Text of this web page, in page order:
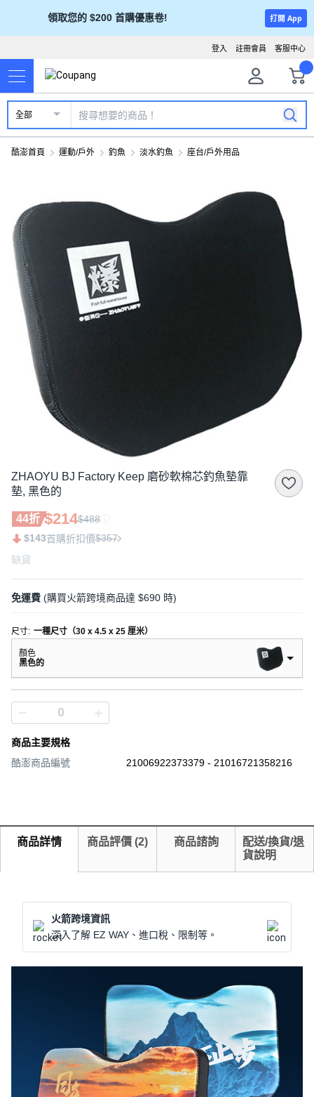
領取您的 $200 首購優惠卷! 打開 App
客服中心
註冊會員
登入
全部
酷澎首頁 運動/戶外 釣魚 淡水釣魚 座台/戶外用品
ZHAOYU BJ Factory Keep 磨砂軟棉芯釣魚墊靠
墊, 黑色的
44折 $214$488
$143首購折扣價$357
缺貨
免運費 (購買火箭跨境商品達 $690 時)
尺寸: 一種尺寸（30 x 4.5 x 25 厘米）
顏色
黑色的
商品主要規格
酷澎商品編號
21006922373379 - 21016721358216
商品詳情 商品評價 (2) 商品諮詢
配送/換貨/退
貨說明
火箭跨境資訊
深入了解 EZ WAY、進口稅、限制等。